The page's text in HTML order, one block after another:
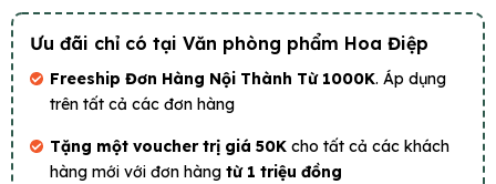
Ưu đãi chỉ có tại Văn phòng phẩm Hoa Điệp
Freeship Đơn Hàng Nội Thành Từ 1000K. Áp dụng
trên tất cả các đơn hàng
Tặng một voucher trị giá 50K cho tất cả các khách
hàng mới với đơn hàng từ 1 triệu đồng